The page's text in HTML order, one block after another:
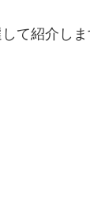
て紹介しま